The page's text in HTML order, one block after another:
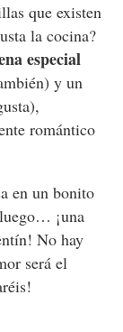
que existen
la cocina?
especial
y un
romántico
en un bonito
¡una
No hay
será el